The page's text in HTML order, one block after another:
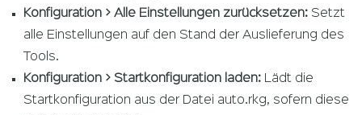
Konfiguration > Alle Einstellungen zurücksetzen: Setzt
alle Einstellungen auf den Stand der Auslieferung des
Tools.
Konfiguration > Startkonfiguration laden: Lädt die
Startkonfiguration aus der Datei auto.rkg, sofern diese